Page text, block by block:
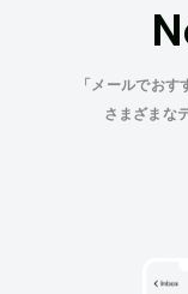
「メールでお
さまざまな